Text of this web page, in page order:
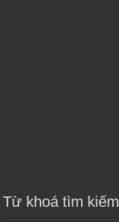
Từ khoá tìm kiếm